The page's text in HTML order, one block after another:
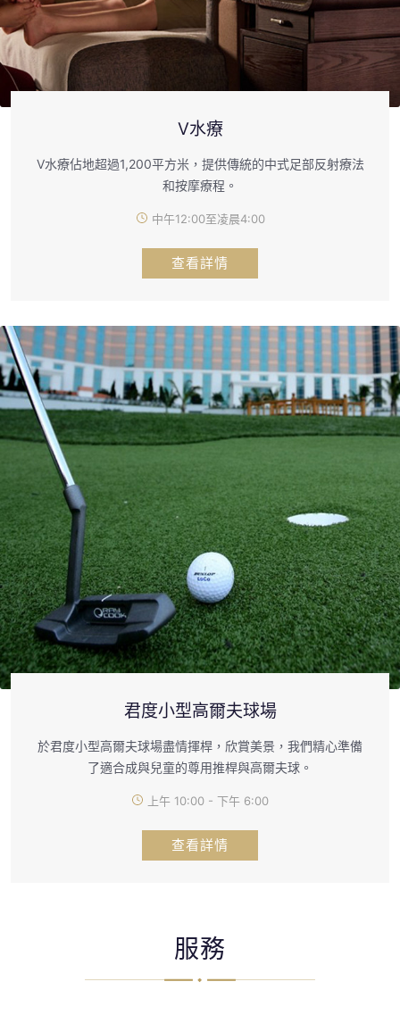
V水療
V水療佔地超過1,200平方米，提供傳統的中式足部反射療法
和按摩療程。
中午12:00至凌晨4:00
查看詳情
君度小型高爾夫球場
於君度小型高爾夫球場盡情揮桿，欣賞美景，我們精心準備
了適合成與兒童的尊用推桿與高爾夫球。
上午 10:00 - 下午 6:00
查看詳情
服務